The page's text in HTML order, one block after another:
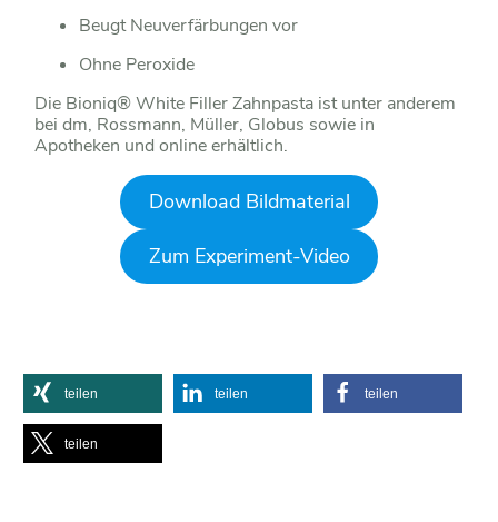
Beugt Neuverfärbungen vor
Ohne Peroxide
Die Bioniq® White Filler Zahnpasta ist unter anderem
bei dm, Rossmann, Müller, Globus sowie in
Apotheken und online erhältlich.
Download Bildmaterial
Zum Experiment-Video
teilen teilen teilen
teilen